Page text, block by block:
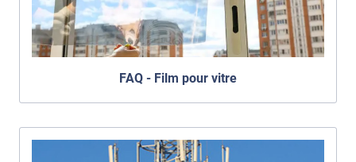
FAQ - Film pour vitre